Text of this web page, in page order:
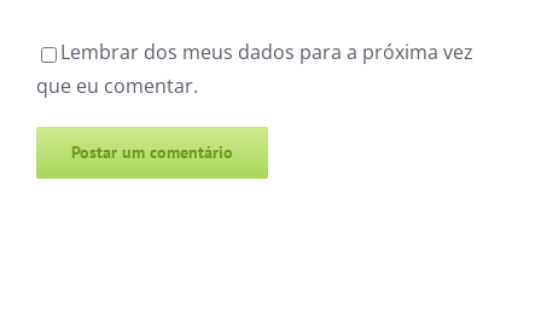
Lembrar dos meus dados para a próxima vez
que eu comentar.